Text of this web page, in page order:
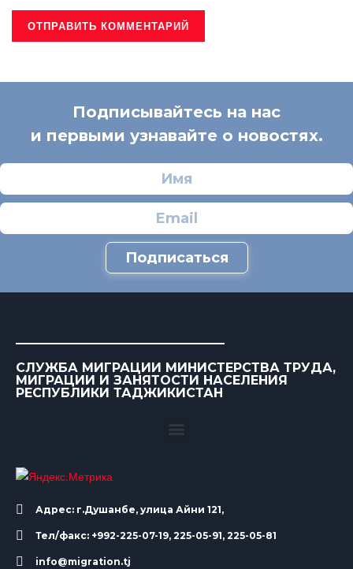
Подписывайтесь на нас
и первыми узнавайте о новостях.
Подписаться
СЛУЖБА МИГРАЦИИ МИНИСТЕРСТВА ТРУДА,
МИГРАЦИИ И ЗАНЯТОСТИ НАСЕЛЕНИЯ
РЕСПУБЛИКИ ТАДЖИКИСТАН
Адрес: г.Душанбе, улица Айни 121,
Тел/факс: +992-225-07-19, 225-05-91, 225-05-81
info@migration.tj